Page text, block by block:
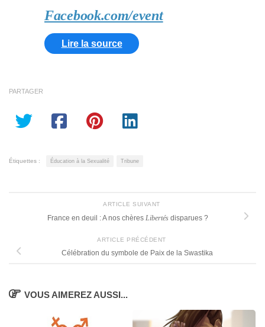
Facebook.com/event
Lire la source
PARTAGER
Étiquettes : Éducation à la Sexualité Tribune
ARTICLE SUIVANT
France en deuil : A nos chères Libertés disparues ?
ARTICLE PRÉCÉDENT
Célébration du symbole de Paix de la Swastika
VOUS AIMEREZ AUSSI...